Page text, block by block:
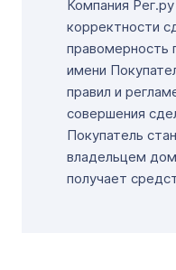
Компания
корректности
правомерность
имени
правил и
совершения
Покупатель
владельцем
получает